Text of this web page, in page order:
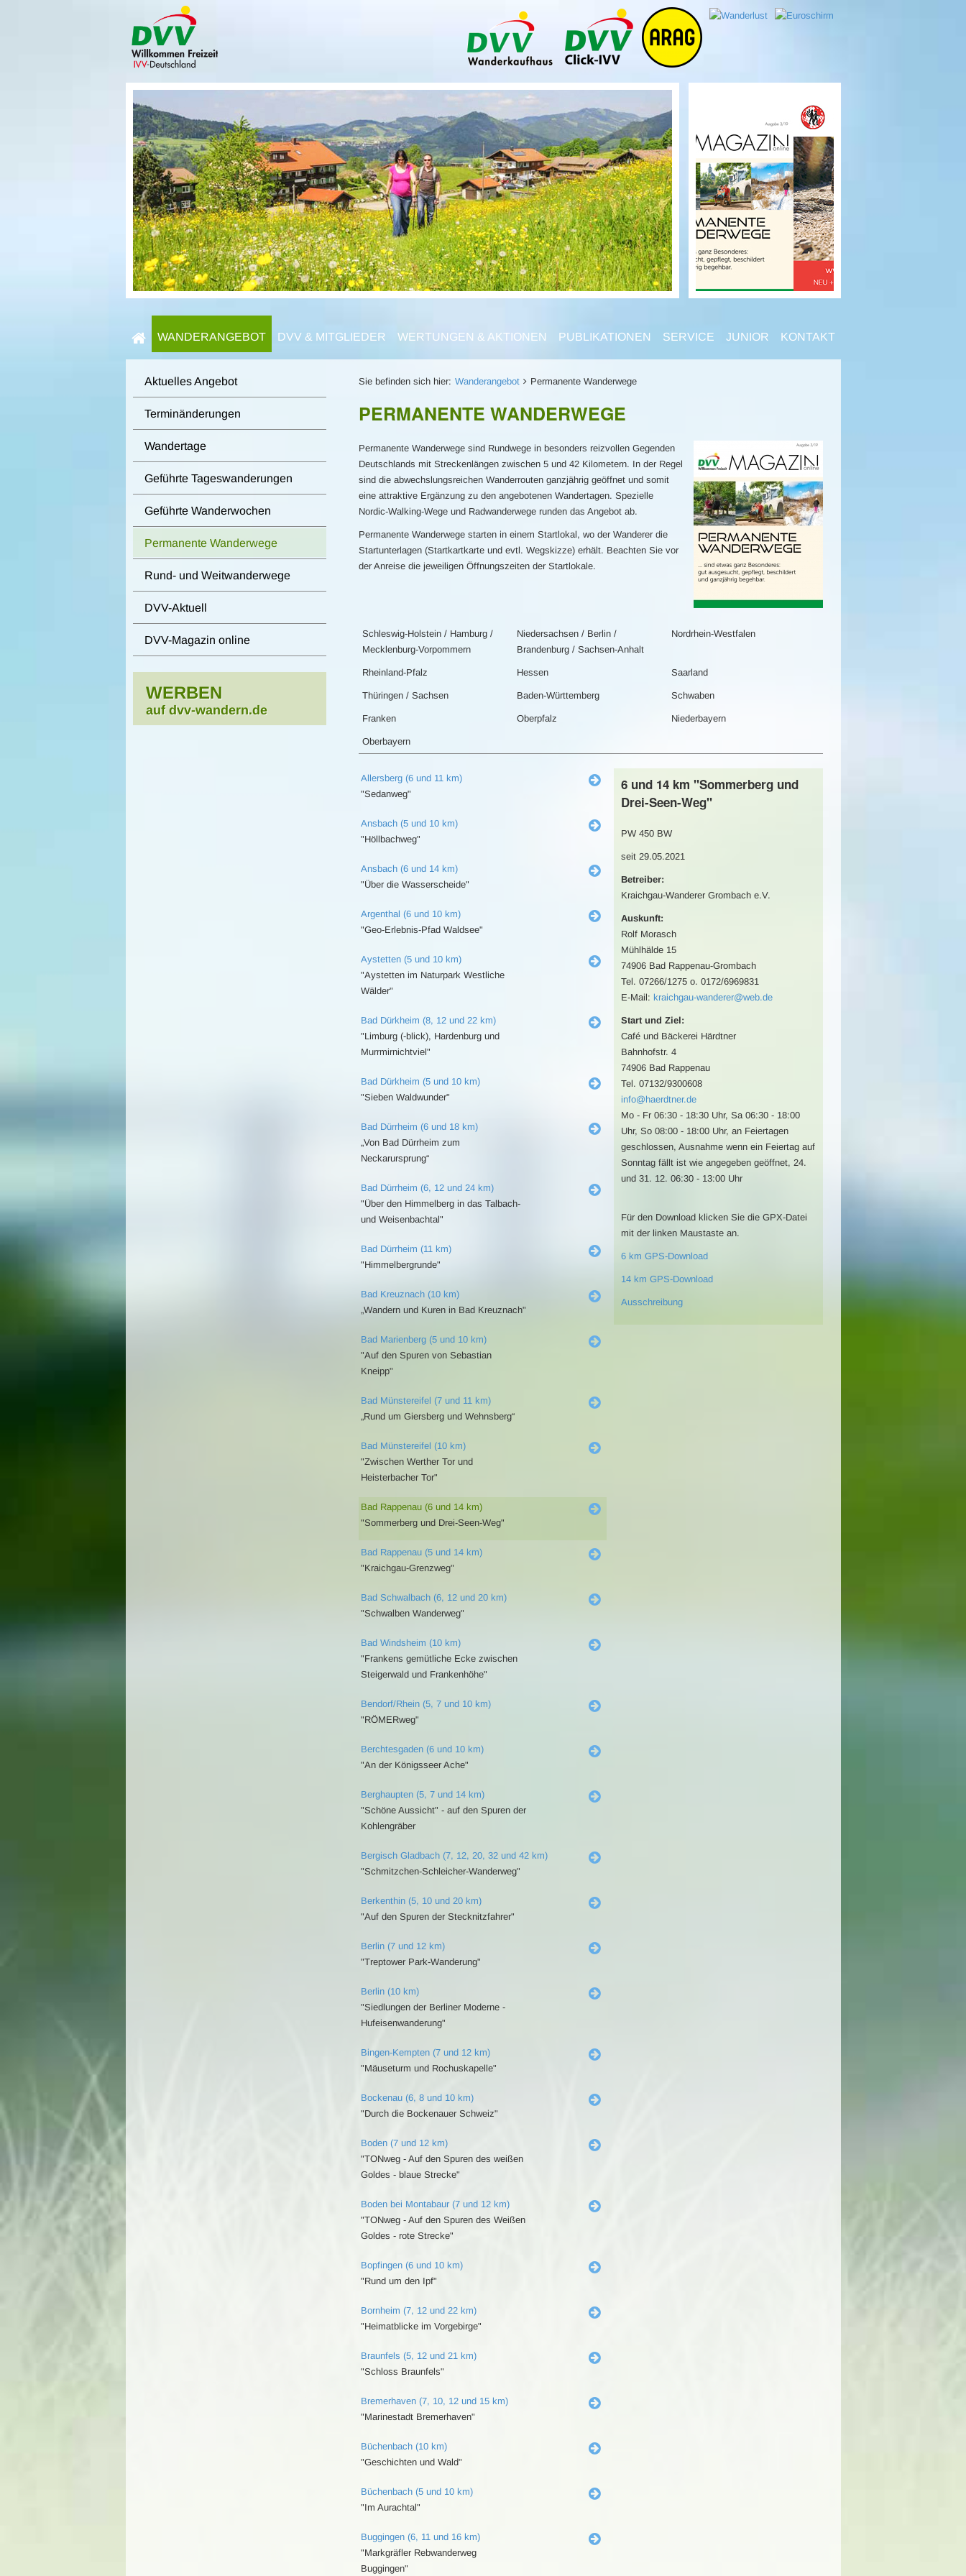
WANDERANGEBOT DVV & MITGLIEDER WERTUNGEN & AKTIONEN PUBLIKATIONEN SERVICE JUNIOR KONTAKT
Sie befinden sich hier: Wanderangebot Permanente Wanderwege
PERMANENTE WANDERWEGE
Permanente Wanderwege sind Rundwege in besonders reizvollen Gegenden
Deutschlands mit Streckenlängen zwischen 5 und 42 Kilometern. In der Regel
sind die abwechslungsreichen Wanderrouten ganzjährig geöffnet und somit
eine attraktive Ergänzung zu den angebotenen Wandertagen. Spezielle
Nordic-Walking-Wege und Radwanderwege runden das Angebot ab.
Permanente Wanderwege starten in einem Startlokal, wo der Wanderer die
Startunterlagen (Startkartkarte und evtl. Wegskizze) erhält. Beachten Sie vor
der Anreise die jeweiligen Öffnungszeiten der Startlokale.
Schleswig-Holstein / Hamburg /
Mecklenburg-Vorpommern
Niedersachsen / Berlin /
Brandenburg / Sachsen-Anhalt
Nordrhein-Westfalen
Rheinland-Pfalz Hessen Saarland
Thüringen / Sachsen Baden-Württemberg Schwaben
Franken Oberpfalz Niederbayern
Oberbayern
Allersberg (6 und 11 km)
"Sedanweg"
Ansbach (5 und 10 km)
"Höllbachweg"
Ansbach (6 und 14 km)
"Über die Wasserscheide"
Argenthal (6 und 10 km)
"Geo-Erlebnis-Pfad Waldsee"
Aystetten (5 und 10 km)
"Aystetten im Naturpark Westliche
Wälder"
Bad Dürkheim (8, 12 und 22 km)
"Limburg (-blick), Hardenburg und
Murrmirnichtviel"
Bad Dürkheim (5 und 10 km)
"Sieben Waldwunder"
Bad Dürrheim (6 und 18 km)
„Von Bad Dürrheim zum
Neckarursprung“
Bad Dürrheim (6, 12 und 24 km)
"Über den Himmelberg in das Talbach-
und Weisenbachtal"
Bad Dürrheim (11 km)
"Himmelbergrunde"
Bad Kreuznach (10 km)
„Wandern und Kuren in Bad Kreuznach"
Bad Marienberg (5 und 10 km)
"Auf den Spuren von Sebastian
Kneipp"
Bad Münstereifel (7 und 11 km)
„Rund um Giersberg und Wehnsberg“
Bad Münstereifel (10 km)
"Zwischen Werther Tor und
Heisterbacher Tor"
Bad Rappenau (6 und 14 km)
"Sommerberg und Drei-Seen-Weg"
Bad Rappenau (5 und 14 km)
"Kraichgau-Grenzweg"
Bad Schwalbach (6, 12 und 20 km)
"Schwalben Wanderweg"
Bad Windsheim (10 km)
"Frankens gemütliche Ecke zwischen
Steigerwald und Frankenhöhe"
Bendorf/Rhein (5, 7 und 10 km)
"RÖMERweg"
Berchtesgaden (6 und 10 km)
"An der Königsseer Ache"
Berghaupten (5, 7 und 14 km)
"Schöne Aussicht" - auf den Spuren der
Kohlengräber
Bergisch Gladbach (7, 12, 20, 32 und 42 km)
"Schmitzchen-Schleicher-Wanderweg"
Berkenthin (5, 10 und 20 km)
"Auf den Spuren der Stecknitzfahrer"
Berlin (7 und 12 km)
"Treptower Park-Wanderung"
Berlin (10 km)
"Siedlungen der Berliner Moderne -
Hufeisenwanderung"
Bingen-Kempten (7 und 12 km)
"Mäuseturm und Rochuskapelle"
Bockenau (6, 8 und 10 km)
"Durch die Bockenauer Schweiz"
Boden (7 und 12 km)
"TONweg - Auf den Spuren des weißen
Goldes - blaue Strecke"
Boden bei Montabaur (7 und 12 km)
"TONweg - Auf den Spuren des Weißen
Goldes - rote Strecke"
Bopfingen (6 und 10 km)
"Rund um den Ipf"
Bornheim (7, 12 und 22 km)
"Heimatblicke im Vorgebirge"
Braunfels (5, 12 und 21 km)
"Schloss Braunfels"
Bremerhaven (7, 10, 12 und 15 km)
"Marinestadt Bremerhaven"
Büchenbach (10 km)
"Geschichten und Wald"
Büchenbach (5 und 10 km)
"Im Aurachtal"
Buggingen (6, 11 und 16 km)
"Markgräfler Rebwanderweg
Buggingen"
6 und 14 km "Sommerberg und
Drei-Seen-Weg"
PW 450 BW
seit 29.05.2021
Betreiber:
Kraichgau-Wanderer Grombach e.V.
Auskunft:
Rolf Morasch
Mühlhälde 15
74906 Bad Rappenau-Grombach
Tel. 07266/1275 o. 0172/6969831
E-Mail: kraichgau-wanderer@web.de
Start und Ziel:
Café und Bäckerei Härdtner
Bahnhofstr. 4
74906 Bad Rappenau
Tel. 07132/9300608
info@haerdtner.de
Mo - Fr 06:30 - 18:30 Uhr, Sa 06:30 - 18:00
Uhr, So 08:00 - 18:00 Uhr, an Feiertagen
geschlossen, Ausnahme wenn ein Feiertag auf
Sonntag fällt ist wie angegeben geöffnet, 24.
und 31. 12. 06:30 - 13:00 Uhr
Für den Download klicken Sie die GPX-Datei
mit der linken Maustaste an.
6 km GPS-Download
14 km GPS-Download
Ausschreibung
Aktuelles Angebot
Terminänderungen
Wandertage
Geführte Tageswanderungen
Geführte Wanderwochen
Permanente Wanderwege
Rund- und Weitwanderwege
DVV-Aktuell
DVV-Magazin online
WERBEN
auf dvv-wandern.de